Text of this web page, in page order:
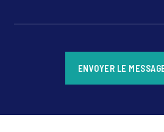
ENVOYER LE